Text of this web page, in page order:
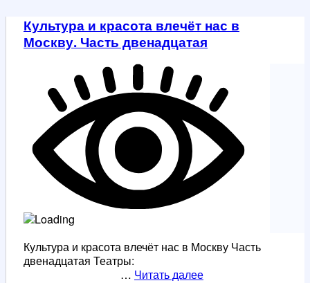
Культура и красота влечёт нас в
Москву. Часть двенадцатая
Культура и красота влечёт нас в Москву Часть
двенадцатая Театры:
… Читать далееКультура